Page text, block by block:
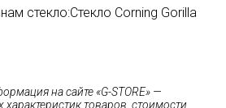
стекло:Стекло Corning Gorilla
на сайте «G-STORE» —
характеристик товаров, стоимости